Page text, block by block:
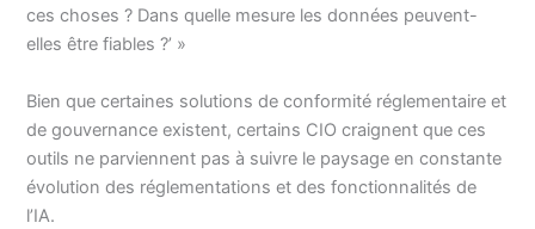
ces choses ? Dans quelle mesure les données peuvent-
elles être fiables ?’ »
Bien que certaines solutions de conformité réglementaire et
de gouvernance existent, certains CIO craignent que ces
outils ne parviennent pas à suivre le paysage en constante
évolution des réglementations et des fonctionnalités de
l’IA.